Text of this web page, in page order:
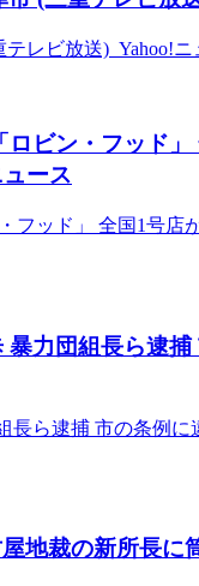
レビ放送) Yahoo!ニ
ビン・フッド
ース
ッド」 全国1号店
力団組長ら逮
長ら逮捕 市の条例
地裁の新所長